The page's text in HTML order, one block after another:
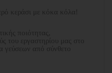
κεράσι με κόκα κόλα!
ποιότητας,
του εργαστηρίου μας στο
από σύνθετο